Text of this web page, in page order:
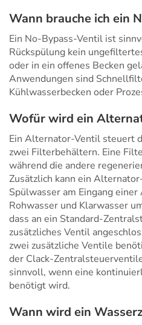
Wann brauche ich ein
Ein No-Bypass-Ventil ist
Rückspülung kein
oder in ein offenes Becken
Anwendungen sind
Kühlwasserbecken oder
Wofür wird ein
Ein Alternator-Ventil steuert
zwei Filterbehältern. Eine
während die andere
Zusätzlich kann ein
Spülwasser am Eingang
Rohwasser und Klarwasser
dass an ein Standard-
zusätzliches Ventil
zwei zusätzliche Ventile
der Clack-
sinnvoll, wenn eine
benötigt wird.
Wann wird ein